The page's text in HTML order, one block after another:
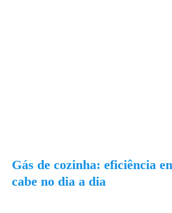
Gás de cozinha: eficiência
cabe no dia a dia